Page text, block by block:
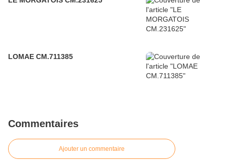
LOMAE CM.711385
Commentaires
Ajouter un commentaire